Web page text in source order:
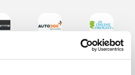
De Online Drogist